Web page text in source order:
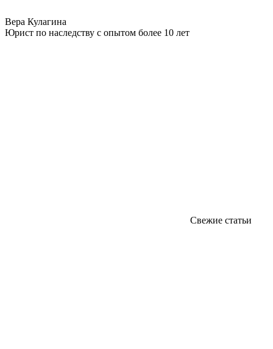
Вера Кулагина
Юрист по наследству с опытом более 10 лет
Свежие статьи